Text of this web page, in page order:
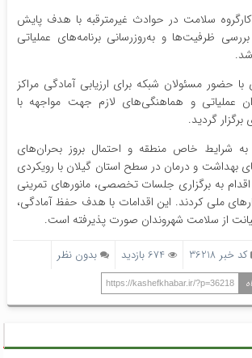
سلامت در حوادث غیرمترقبه با هدف پایش
ظرفیت‌ها و به‌روزرسانی برنامه‌های عملیاتی
شد.
با حضور مسئولان شبکه برای ارزیابی آمادگی مراکز
عملیاتی و هماهنگی‌های لازم جهت مواجهه با
گردید.
شرایط خاص منطقه و احتمال بروز بحران‌های
بهداشت و درمان در سطح استان گیلان با رویکردی
به برگزاری جلسات تخصصی، مانورهای تمرینی
ملی کردند. این اقدامات با هدف حفظ آمادگی،
از سلامت شهروندان صورت پذیرفته است.
کد خبر 36218 674 بازدید
بدون نظر
https://kashefkhabar.ir/?p=36218